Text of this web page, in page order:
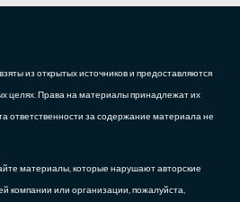
из открытых источников и предоставляются
целях. Права на материалы принадлежат их
ответственности за содержание материала не
материалы, которые нарушают авторские
или организации, пожалуйста,